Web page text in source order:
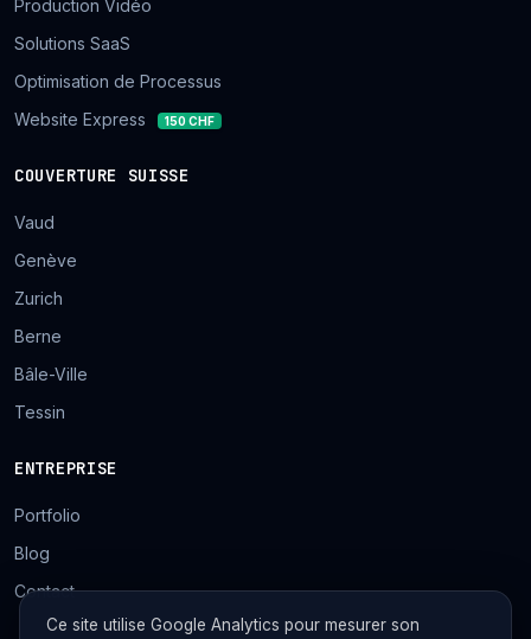
Production Vidéo
Solutions SaaS
Optimisation de Processus
Website Express
150 CHF
COUVERTURE SUISSE
Vaud
Genève
Zurich
Berne
Bâle-Ville
Tessin
ENTREPRISE
Portfolio
Blog
Contact
Ce site utilise Google Analytics pour mesurer son